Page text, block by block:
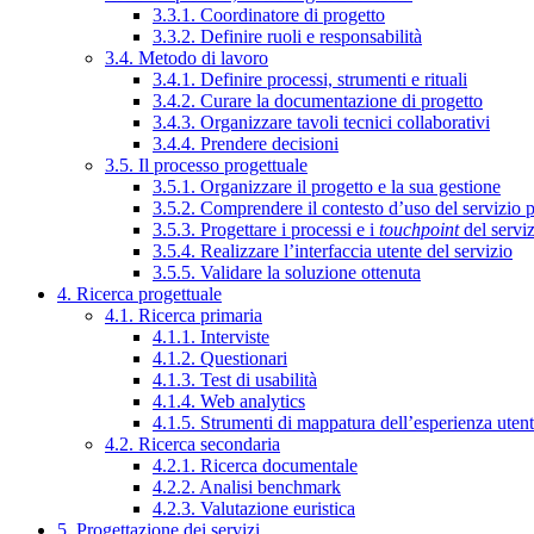
3.3.1. Coordinatore di progetto
3.3.2. Definire ruoli e responsabilità
3.4. Metodo di lavoro
3.4.1. Definire processi, strumenti e rituali
3.4.2. Curare la documentazione di progetto
3.4.3. Organizzare tavoli tecnici collaborativi
3.4.4. Prendere decisioni
3.5. Il processo progettuale
3.5.1. Organizzare il progetto e la sua gestione
3.5.2. Comprendere il contesto d’uso del servizio
3.5.3. Progettare i processi e i touchpointdel
3.5.4. Realizzare l’interfaccia utente del servizio
3.5.5. Validare la soluzione ottenuta
4. Ricerca progettuale
4.1. Ricerca primaria
4.1.1. Interviste
4.1.2. Questionari
4.1.3. Test di usabilità
4.1.4. Web analytics
4.1.5. Strumenti di mappatura dell’esperienza
4.2. Ricerca secondaria
4.2.1. Ricerca documentale
4.2.2. Analisi benchmark
4.2.3. Valutazione euristica
5. Progettazione dei servizi